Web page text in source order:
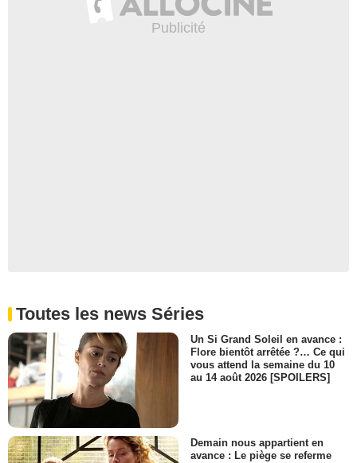
Toutes les news Séries
Un Si Grand Soleil en avance :
Flore bientôt arrêtée ?… Ce qui
vous attend la semaine du 10
au 14 août 2026 [SPOILERS]
Demain nous appartient en
avance : Le piège se referme